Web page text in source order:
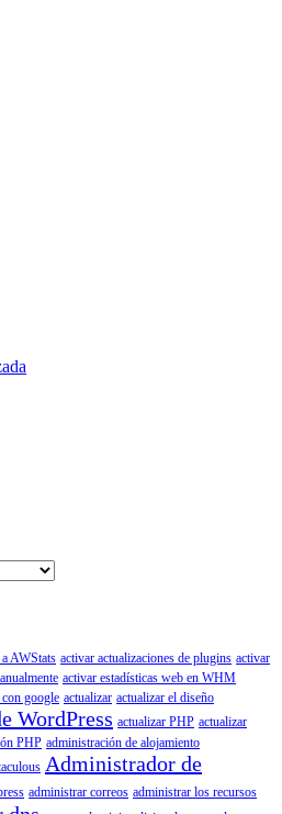
a AWStats activar actualizaciones de plugins activar
activar estadísticas web en WHM
google actualizar actualizar el diseño
WordPress actualizar PHP actualizar
PHP administración de alojamiento
Administrador de
administrar correos administrar los recursos